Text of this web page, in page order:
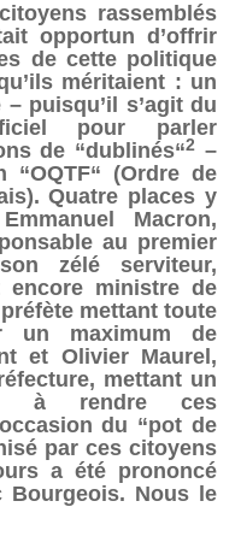
rassemblés
opportun d’offrir
de cette politique
méritaient : un
puisqu’il s’agit du
pour parler
de “dublinés“2 –
(Ordre de
Quatre places y
Macron,
au premier
zélé serviteur,
ministre de
mettant toute
un maximum de
et Olivier Maurel,
mettant un
à rendre ces
du “pot de
par ces citoyens
a été prononcé
Bourgeois. Nous le